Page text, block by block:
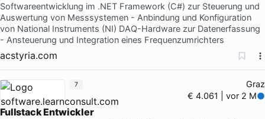
Softwareentwicklung im .NET Framework (C#) zur Steuerung und
Auswertung von Messsystemen - Anbindung und Konfiguration
von National Instruments (NI) DAQ-Hardware zur Datenerfassung
- Ansteuerung und Integration eines Frequenzumrichters
acstyria.com
Graz
€ 4.061 | vor 2 M
Fullstack Entwickler
7